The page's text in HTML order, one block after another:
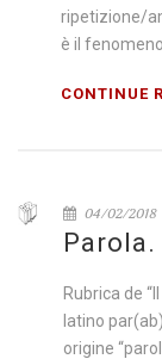
ripetizione/
è il
CONTINUE
04/02/2018
Rubrica de
latino
origine